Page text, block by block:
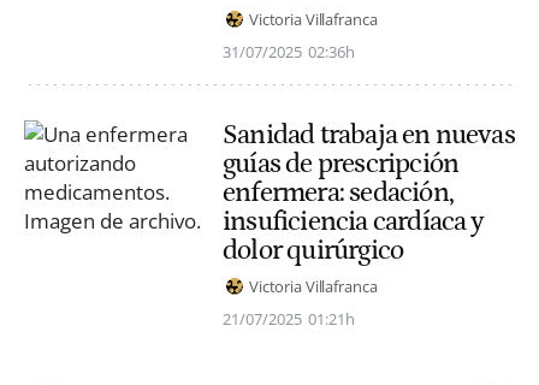
Victoria Villafranca
31/07/2025 02:36h
Sanidad trabaja en nuevas
guías de prescripción
enfermera: sedación,
insuficiencia cardíaca y
dolor quirúrgico
Victoria Villafranca
21/07/2025 01:21h